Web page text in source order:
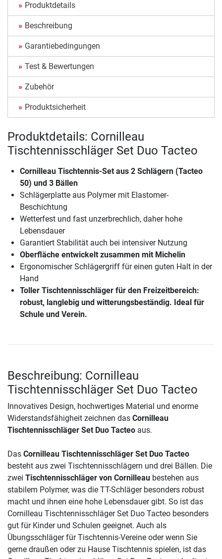
Produktdetails
Beschreibung
Garantiebedingungen
Test & Bewertungen
Zubehör
Produktsicherheit
Produktdetails: Cornilleau
Tischtennisschläger Set Duo Tacteo
Cornilleau Tischtennis-Set aus 2 Schlägern (Tacteo
50) und 3 Bällen
Schlägerplatte aus Polymer mit Elastomer-
Beschichtung
Wetterfest und fast unzerbrechlich, daher hohe
Lebensdauer
Garantiert Stabilität auch bei intensiver Nutzung
Oberfläche entwickelt zusammen mit Michelin
Ergonomischer Schlägergriff für einen guten Halt in der
Hand
Toller Tischtennisschläger für den Freizeitbereich:
robust, langlebig und witterungsbeständig. Ideal für
Schule und Verein.
Beschreibung: Cornilleau
Tischtennisschläger Set Duo Tacteo
Innovatives Design, hochwertiges Material und enorme
Widerstandsfähigheit zeichnen das Cornilleau
Tischtennisschläger Set Duo Tacteo aus.
Das Cornilleau Tischtennisschläger Set Duo Tacteo
besteht aus zwei Tischtennisschlägern und drei Bällen. Die
zwei Tischtennisschläger von Cornilleau bestehen aus
stabilem Polymer, was die TT-Schläger besonders robust
macht und ihnen eine hohe Lebensdauer gibt. So ist das
Cornilleau Tischtennisschläger Set Duo Tacteo besonders
gut für Kinder und Schulen geeignet. Auch als
Übungsschläger für Tischtennis-Vereine oder wenn Sie
gerne draußen oder zu Hause Tischtennis spielen, ist das